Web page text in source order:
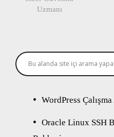
Uzmanı
WordPress Çalışma
Oracle Linux SSH